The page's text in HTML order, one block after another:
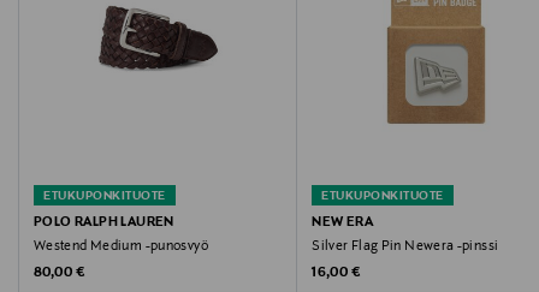
CustomerAssistance@RalphLauren.eu
ralph lauren, ruokalappu, vauvan tarvikkeet
ETUKUPONKITUOTE
POLO RALPH LAUREN
Westend Medium -punosvyö
Original Price
80,00 €
ETUKUPONKITUOTE
NEW ERA
Silver Flag Pin Newera -pinssi
Original Price
16,00 €